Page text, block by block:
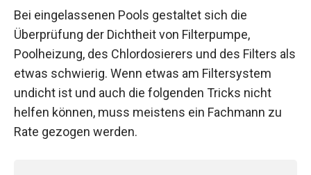
Bei eingelassenen Pools gestaltet sich die
Überprüfung der Dichtheit von Filterpumpe,
Poolheizung, des Chlordosierers und des Filters als
etwas schwierig. Wenn etwas am Filtersystem
undicht ist und auch die folgenden Tricks nicht
helfen können, muss meistens ein Fachmann zu
Rate gezogen werden.